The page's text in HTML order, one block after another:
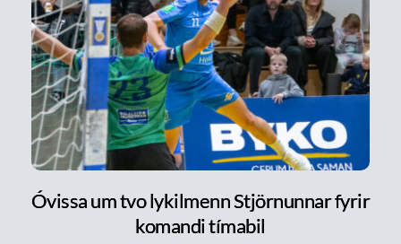
Óvissa um tvo lykilmenn Stjörnunnar fyrir
komandi tímabil